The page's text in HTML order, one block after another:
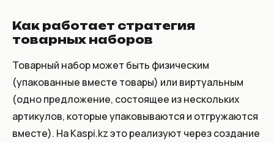
Как работает стратегия
товарных наборов
Товарный набор может быть физическим
(упакованные вместе товары) или виртуальным
(одно предложение, состоящее из нескольких
артикулов, которые упаковываются и отгружаются
вместе). На Kaspi.kz это реализуют через создание